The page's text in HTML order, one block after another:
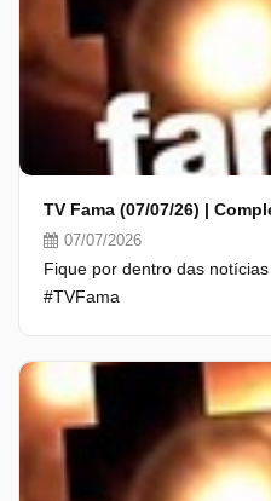
TV Fama (07/07/26) |
07/07/2026
Fique por dentro das
#TVFama